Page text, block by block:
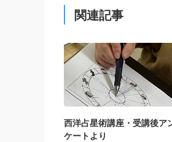
関連記事
西洋占星術講座・受講後ア
ケートより